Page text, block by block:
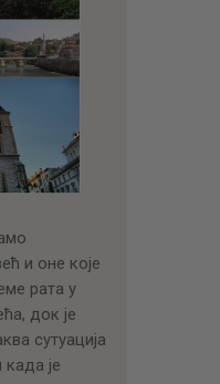
и оне које
рата у
док је
сутуација
када је